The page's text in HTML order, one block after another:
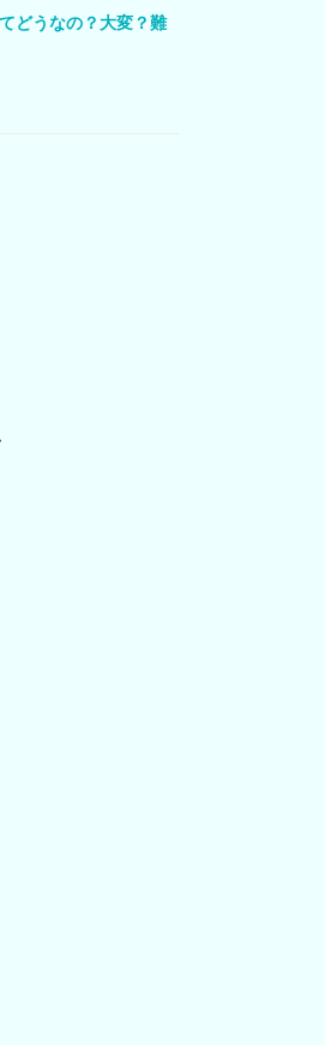
どうなの？大変？難